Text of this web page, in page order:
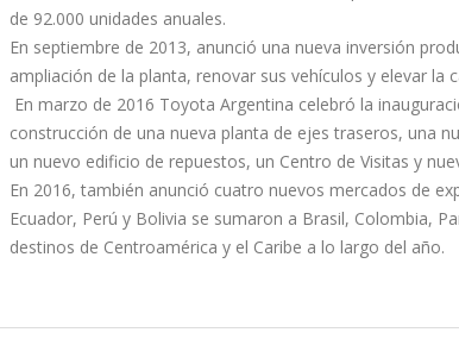
de 92.000 unidades anuales.
En septiembre de 2013, anunció una nueva inversión
ampliación de la planta, renovar sus vehículos y elevar la
En marzo de 2016 Toyota Argentina celebró la
construcción de una nueva planta de ejes traseros, una
un nuevo edificio de repuestos, un Centro de Visitas y
En 2016, también anunció cuatro nuevos mercados de
Ecuador, Perú y Bolivia se sumaron a Brasil, Colombia,
destinos de Centroamérica y el Caribe a lo largo del año.